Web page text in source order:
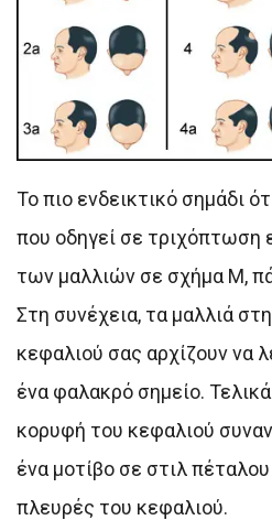
Το πιο ενδεικτικό σημάδι
που οδηγεί σε τριχόπτωση
των μαλλιών σε σχήμα Μ,
Στη συνέχεια, τα μαλλιά
κεφαλιού σας αρχίζουν να
ένα φαλακρό σημείο.
κορυφή του κεφαλιού
ένα μοτίβο σε στιλ
πλευρές του κεφαλιού.